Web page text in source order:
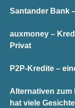
Santander Bank
auxmoney –
Privat
P2P-Kredite –
Alternativen zum
hat viele